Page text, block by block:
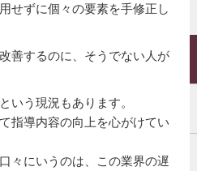
せずに個々の要素を手修正し
善するのに、そうでない人が
う現況もあります。
指導内容の向上を心がけてい
々にいうのは、この業界の遅